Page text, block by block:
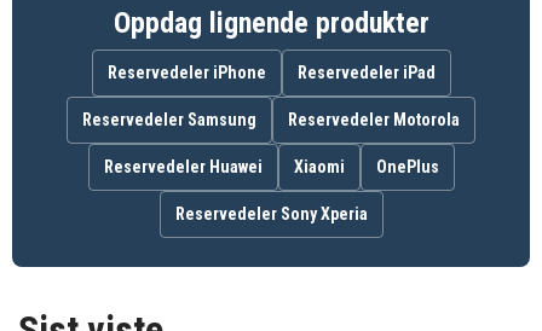
Oppdag lignende produkter
Reservedeler iPhone Reservedeler iPad
Reservedeler Samsung Reservedeler Motorola
Reservedeler Huawei Xiaomi OnePlus
Reservedeler Sony Xperia